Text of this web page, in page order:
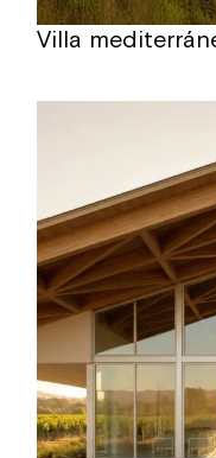
Villa